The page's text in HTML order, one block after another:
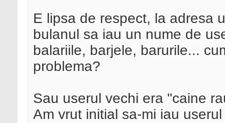
E lipsa de respect, la adresa
bulanul sa iau un nume de
balariile, barjele, barurile...
problema?
Sau userul vechi era "caine
Am vrut initial sa-mi iau